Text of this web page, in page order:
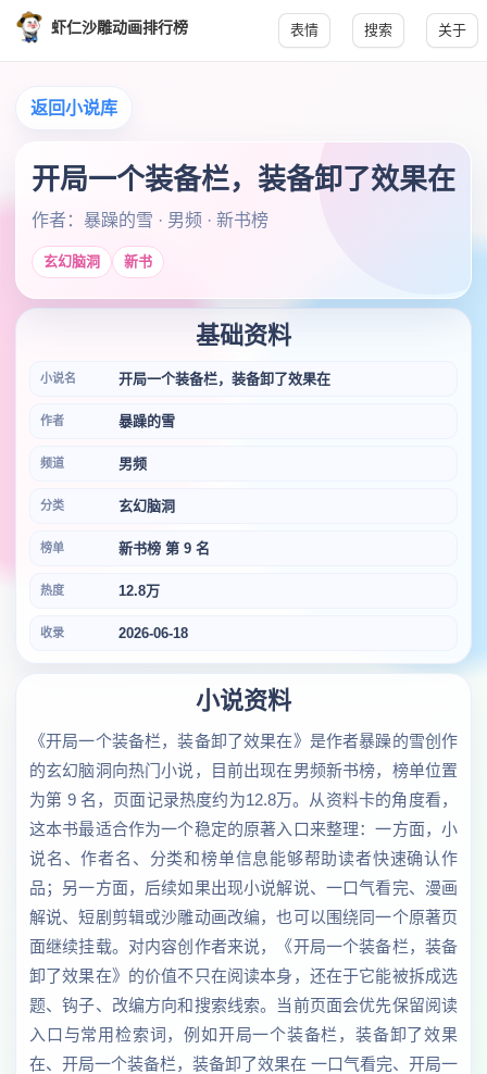
虾仁沙雕动画排行榜 表情 搜索 关于
返回小说库
开局一个装备栏，装备卸了效果在
作者：暴躁的雪 · 男频 · 新书榜
玄幻脑洞 新书
基础资料
小说名 开局一个装备栏，装备卸了效果在
作者 暴躁的雪
频道 男频
分类 玄幻脑洞
榜单 新书榜 第 9 名
热度 12.8万
收录 2026-06-18
小说资料
《开局一个装备栏，装备卸了效果在》是作者暴躁的雪创作
的玄幻脑洞向热门小说，目前出现在男频新书榜，榜单位置
为第 9 名，页面记录热度约为12.8万。从资料卡的角度看，
这本书最适合作为一个稳定的原著入口来整理：一方面，小
说名、作者名、分类和榜单信息能够帮助读者快速确认作
品；另一方面，后续如果出现小说解说、一口气看完、漫画
解说、短剧剪辑或沙雕动画改编，也可以围绕同一个原著页
面继续挂载。对内容创作者来说，《开局一个装备栏，装备
卸了效果在》的价值不只在阅读本身，还在于它能被拆成选
题、钩子、改编方向和搜索线索。当前页面会优先保留阅读
入口与常用检索词，例如开局一个装备栏，装备卸了效果
在、开局一个装备栏，装备卸了效果在 一口气看完、开局一